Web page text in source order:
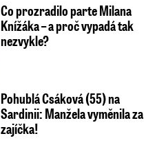
Co prozradilo parte Milana
Knížáka – a proč vypadá tak
nezvykle?
Pohublá Csáková (55) na
Sardinii: Manžela vyměnila za
zajíčka!